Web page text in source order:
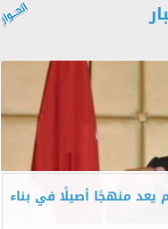
يعد منهجًا أصيلًا في بناء